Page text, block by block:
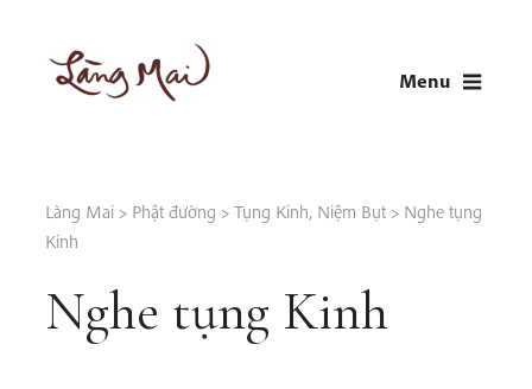
content
Menu
Làng Mai > Phật đường > Tụng Kinh, Niệm Bụt > Nghe tụng
Kinh
Nghe tụng Kinh